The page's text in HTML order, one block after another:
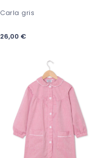
Carla gris
26,00 €